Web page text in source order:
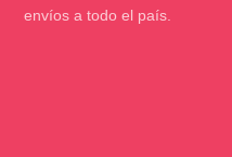
envíos a todo el país.